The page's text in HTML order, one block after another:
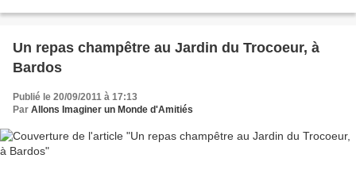
Un repas champêtre au Jardin du Trocoeur, à
Bardos
Publié le 20/09/2011 à 17:13
Par Allons Imaginer un Monde d'Amitiés